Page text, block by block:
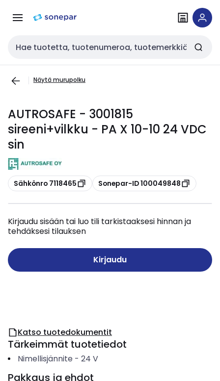
navigointiinsisältöön
Haku
Näytä murupolku
AUTROSAFE - 3001815
sireeni+vilkku - PA X 10-10 24 VDC
sin
Kopioi
Sähkönro 7118465 Kopioi
Sonepar-ID 100049848
Kirjaudu sisään tai luo tili tarkistaaksesi hinnan ja
tehdäksesi tilauksen
Kirjaudu
Katso tuotedokumentit
Tärkeimmät tuotetiedot
Nimellisjännite - 24 V
Pakkaus ja ehdot